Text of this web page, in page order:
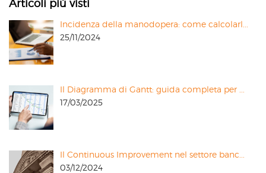
Articoli più visti
Incidenza della manodopera: come calcolarl...
25/11/2024
Il Diagramma di Gantt: guida completa per ...
17/03/2025
Il Continuous Improvement nel settore banc...
03/12/2024